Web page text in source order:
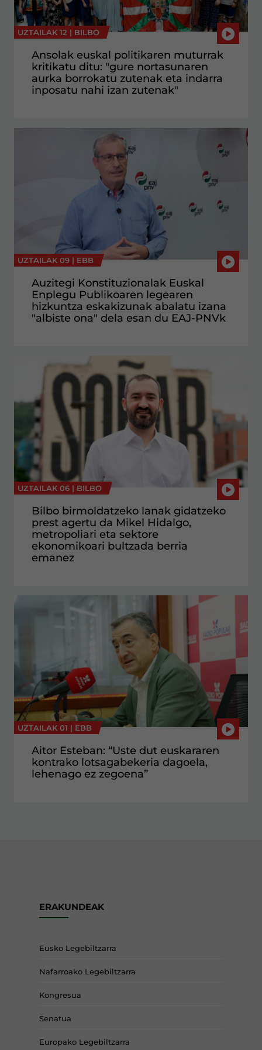
UZTAILAK 12 | BILBO
Ansolak euskal politikaren muturrak
kritikatu ditu: "gure nortasunaren
aurka borrokatu zutenak eta indarra
inposatu nahi izan zutenak"
UZTAILAK 09 | EBB
Auzitegi Konstituzionalak Euskal
Enplegu Publikoaren legearen
hizkuntza eskakizunak abalatu izana
"albiste ona" dela esan du EAJ-PNVk
UZTAILAK 06 | BILBO
Bilbo birmoldatzeko lanak gidatzeko
prest agertu da Mikel Hidalgo,
metropoliari eta sektore
ekonomikoari bultzada berria
emanez
UZTAILAK 01 | EBB
Aitor Esteban: “Uste dut euskararen
kontrako lotsagabekeria dagoela,
lehenago ez zegoena”
ERAKUNDEAK
Eusko Legebiltzarra
Nafarroako Legebiltzarra
Kongresua
Senatua
Europako Legebiltzarra